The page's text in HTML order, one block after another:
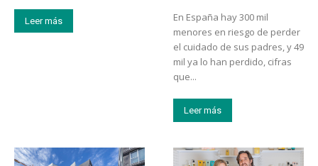
Leer más
En España hay 300 mil
menores en riesgo de perder
el cuidado de sus padres, y 49
mil ya lo han perdido, cifras
que...
Leer más